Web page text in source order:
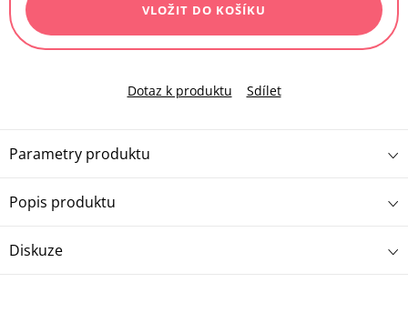
VLOŽIT DO KOŠÍKU
Dotaz k produktu Sdílet
Popis produktu
Parametry produktu
Diskuze